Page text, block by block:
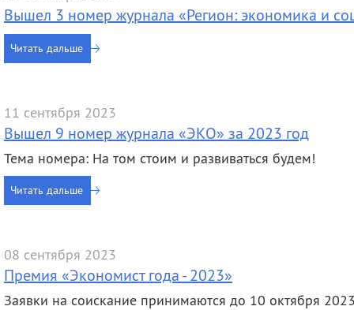
Руководство
Научные подразделения
Прочие подразделения
деятельность
Контакты
Прикладные разработки
Публикации
Вышел 3 номер журнала «Регион: экономика и
Читать дальше
11 сентября 2023
Вышел 9 номер журнала «ЭКО» за 2023 год
Тема номера: На том стоим и развиваться будем!
Читать дальше
08 сентября 2023
Премия «Экономист года - 2023»
Заявки на соискание принимаются до 10 октября